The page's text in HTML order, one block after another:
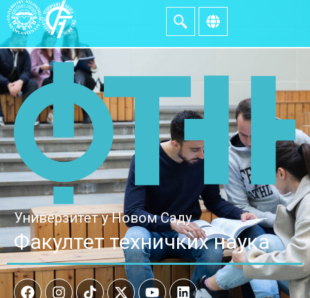
Универзитет у Новом Саду
Факултет техничких наука